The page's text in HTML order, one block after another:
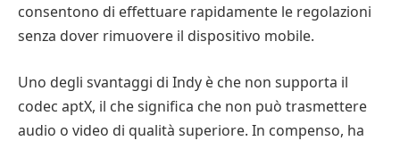
consentono di effettuare rapidamente le regolazioni
senza dover rimuovere il dispositivo mobile.
Uno degli svantaggi di Indy è che non supporta il
codec aptX, il che significa che non può trasmettere
audio o video di qualità superiore. In compenso, ha